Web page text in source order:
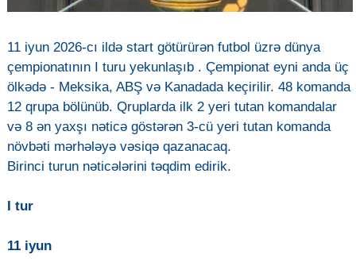
11 iyun 2026-cı ildə start götürürən futbol üzrə dünya
çempionatının I turu yekunlaşıb . Çempionat eyni anda üç
ölkədə - Meksika, ABŞ və Kanadada keçirilir. 48 komanda
12 qrupa bölünüb. Qruplarda ilk 2 yeri tutan komandalar
və 8 ən yaxşı nəticə göstərən 3-cü yeri tutan komanda
növbəti mərhələyə vəsiqə qazanacaq.
Birinci turun nəticələrini təqdim edirik.
I tur
11 iyun